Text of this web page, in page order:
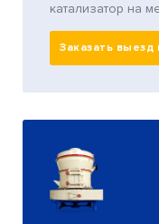
катализатор на
Заказать